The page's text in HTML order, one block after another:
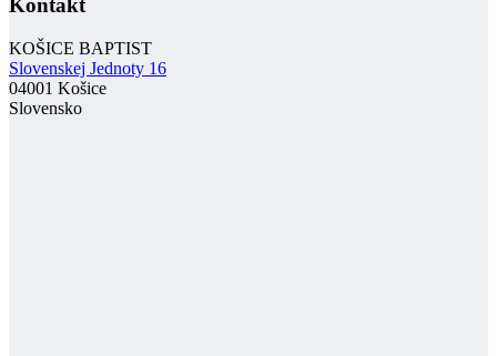
Kontakt
KOŠICE BAPTIST
Slovenskej Jednoty 16
04001 Košice
Slovensko